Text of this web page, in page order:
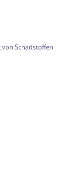
Schadstoffen